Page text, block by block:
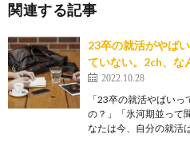
関連する記事
23卒の就活がやば
ていない。2ch、な
2022.10.28
「23卒の就活やばい
の？」「氷河期並って
なたは今、自分の就活